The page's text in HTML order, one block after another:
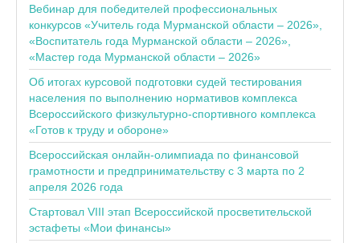
Вебинар для победителей профессиональных
конкурсов «Учитель года Мурманской области – 2026»,
«Воспитатель года Мурманской области – 2026»,
«Мастер года Мурманской области – 2026»
Об итогах курсовой подготовки судей тестирования
населения по выполнению нормативов комплекса
Всероссийского физкультурно-спортивного комплекса
«Готов к труду и обороне»
Всероссийская онлайн-олимпиада по финансовой
грамотности и предпринимательству с 3 марта по 2
апреля 2026 года
Стартовал VIII этап Всероссийской просветительской
эстафеты «Мои финансы»